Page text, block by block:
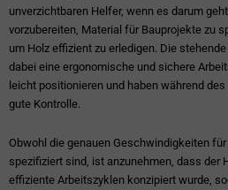
unverzichtbaren Helfer, wenn es darum
vorzubereiten, Material für Bauprojekte zu
um Holz effizient zu erledigen. Die
dabei eine ergonomische und sichere
leicht positionieren und haben während
gute Kontrolle.
Obwohl die genauen Geschwindigkeiten
spezifiziert sind, ist anzunehmen, dass der
effiziente Arbeitszyklen konzipiert wurde,